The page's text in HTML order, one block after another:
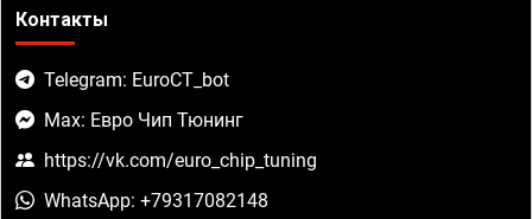
Контакты
Telegram: EuroCT_bot
Max: Евро Чип Тюнинг
https://vk.com/euro_chip_tuning
WhatsApp: +79317082148